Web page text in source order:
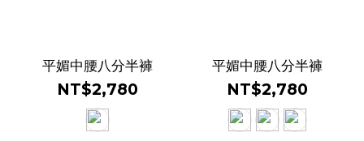
平媚中腰八分半褲
NT$2,780
平媚中腰八分半褲
NT$2,780